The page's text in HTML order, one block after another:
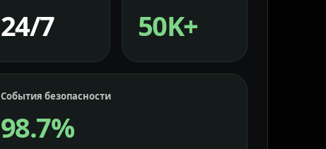
24/7 50K+
События безопасности
98.7%